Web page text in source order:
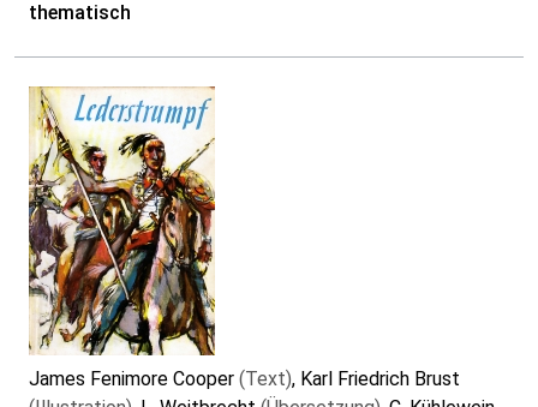
thematisch
James Fenimore Cooper (Text), Karl Friedrich Brust